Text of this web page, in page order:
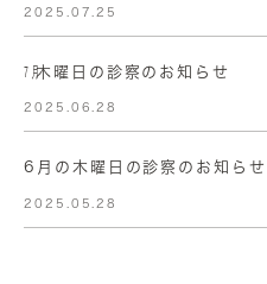
2025.07.25
㋆木曜日の診察のお知らせ
2025.06.28
6月の木曜日の診察のお知らせ
2025.05.28